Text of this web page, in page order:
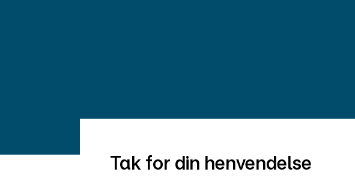
Tak for din henvendelse